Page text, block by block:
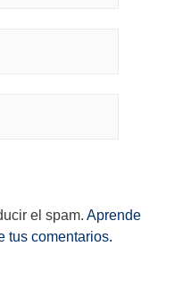
el spam. Aprende
tus comentarios.